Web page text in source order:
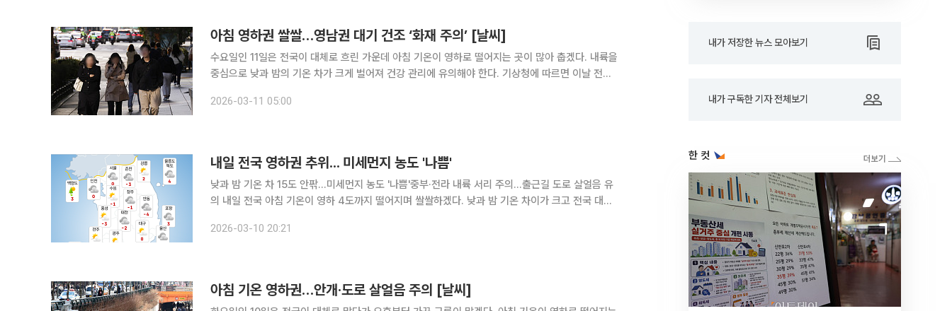
아침 영하권 쌀쌀…영남권 대기 건조 ‘화재 주의’ [날씨]
수요일인 11일은 전국이 대체로 흐린 가운데 아침 기온이 영하로 떨어지는 곳이 많아 춥겠다. 내륙을
중심으로 낮과 밤의 기온 차가 크게 벌어져 건강 관리에 유의해야 한다. 기상청에 따르면 이날 전국
를 보이겠으며, 오전부터 오후 사이 인천과 경기 서해안, 충남
2026-03-11 05:00
내일 전국 영하권 추위... 미세먼지 농도 '나쁨'
낮과 밤 기온 차 15도 안팎…미세먼지 농도 '나쁨'중부·전라 내륙 서리 주의…출근길 도로 살얼음 유
의 내일 전국 아침 기온이 영하 4도까지 떨어지며 쌀쌀하겠다. 낮과 밤 기온 차이가 크고 전국 대부
상 4도 사이가 되겠다고 10일 발표했다. 낮 최고기온은
2026-03-10 20:21
아침 기온 영하권…안개·도로 살얼음 주의 [날씨]
내가 저장한 뉴스 모아보기
내가 구독한 기자 전체보기
한 컷